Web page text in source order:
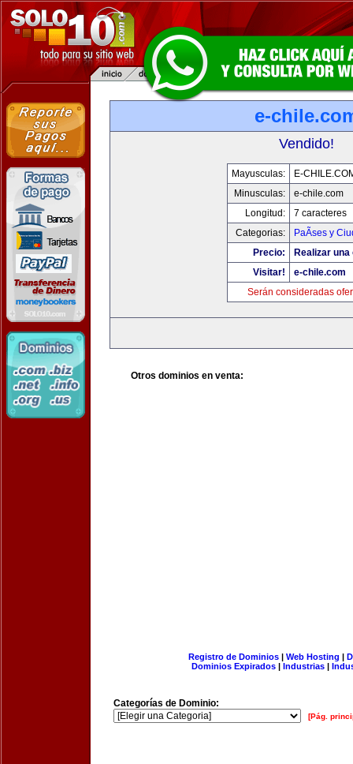
e-
Vendido!
Mayusculas:
E-
Minusculas:
e-chile.com
Longitud:
7 caracteres
Categorias:
PaÃ­ses y
Precio:
Realizar
Visitar!
e-chile.com
Serán consideradas
Otros dominios en venta:
Registro de Dominios| Web Hosting |
Dominios Expirados | Industrias |
Categorías de Dominio:
[Pág.